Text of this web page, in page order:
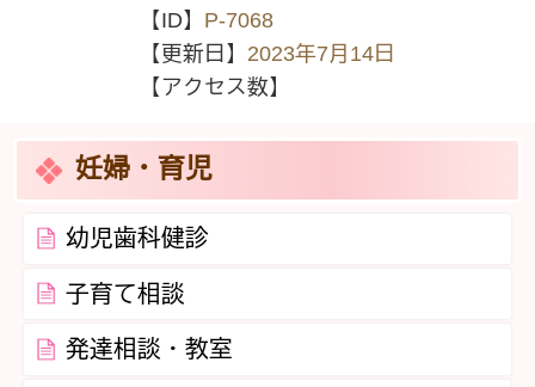
【ID】 P-7068
【更新日】 2023年7月14日
【アクセス数】
妊婦・育児
幼児歯科健診
子育て相談
発達相談・教室